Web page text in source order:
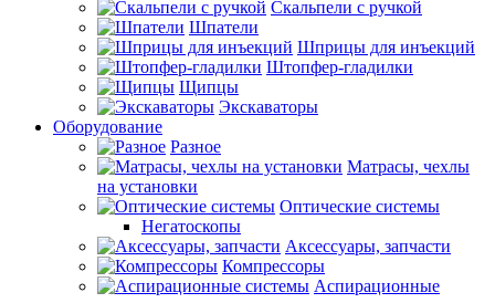
Скальпели с ручкой
Шпатели
Шприцы для инъекций
Штопфер-гладилки
Щипцы
Экскаваторы
Оборудование
Разное
Матрасы, чехлы
на установки
Оптические системы
Негатоскопы
Аксессуары, запчасти
Компрессоры
Аспирационные